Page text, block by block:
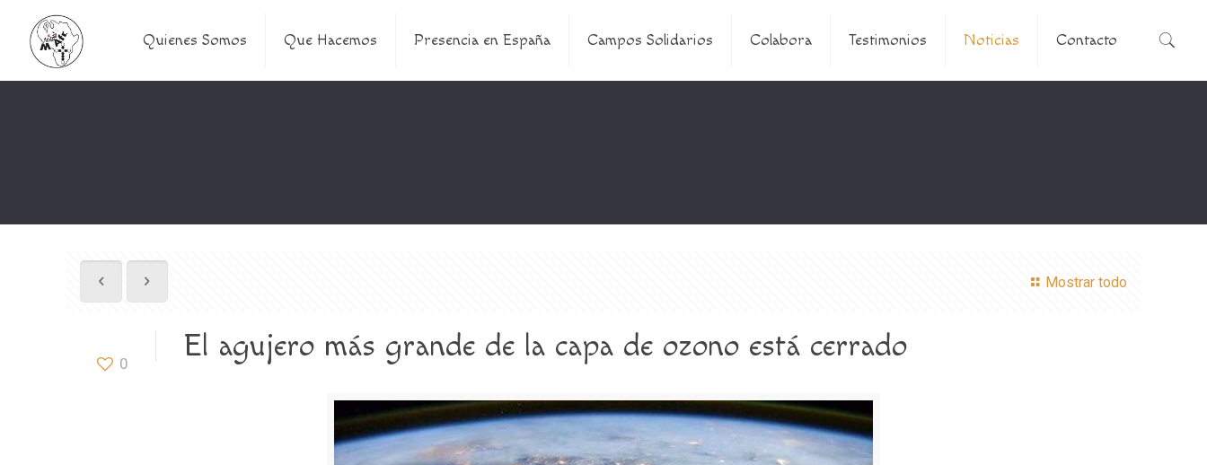
Quienes Somos Que Hacemos Presencia en España Campos Solidarios Colabora Testimonios Noticias Contacto
Mostrar todo
0 El agujero más grande de la capa de ozono está cerrado